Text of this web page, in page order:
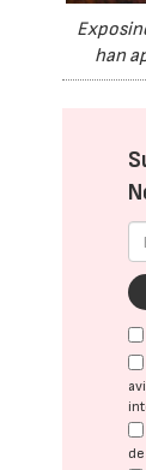
han